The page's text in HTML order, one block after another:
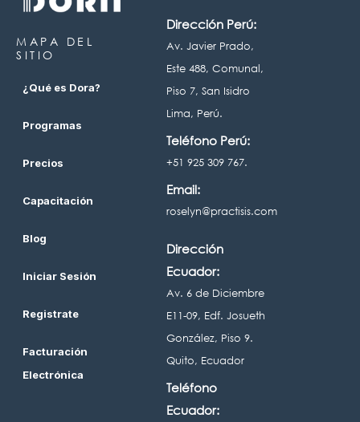
MAPA DEL
SITIO
¿Qué es Dora?
Programas
Precios
Capacitación
Blog
Iniciar Sesión
Registrate
Facturación
Electrónica
Dirección Perú:
Av. Javier Prado,
Este 488, Comunal,
Piso 7, San Isidro
Lima, Perú.
Teléfono Perú:
+51 925 309 767.
Email:
roselyn@practisis.com
Dirección
Ecuador:
Av. 6 de Diciembre
E11-09, Edf. Josueth
González, Piso 9.
Quito, Ecuador
Teléfono
Ecuador: